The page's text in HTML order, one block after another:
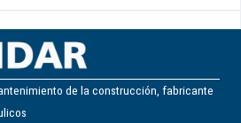
de la construcción, fabricante